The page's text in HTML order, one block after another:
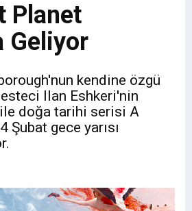
Planet
Geliyor
kendine özgü
Ilan Eshkeri'nin
doğa tarihi serisi A
Şubat gece yarısı